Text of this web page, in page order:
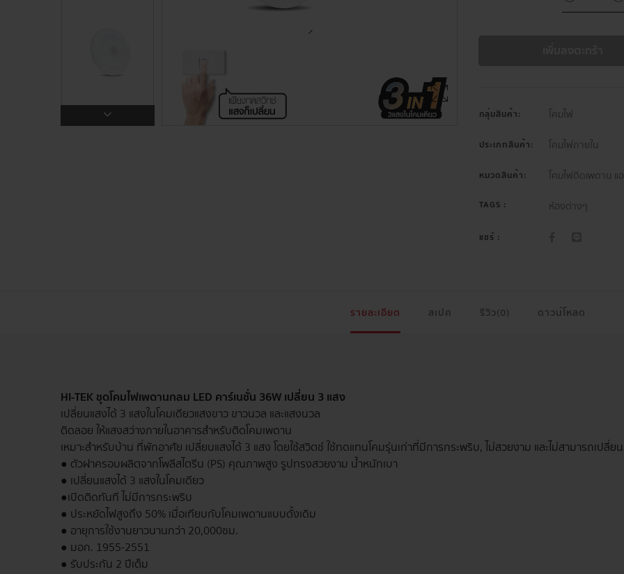
กลุ่มสินค้า: โคมไฟ
ประเภทสินค้า: โคมไฟภายใน
หมวดสินค้า: โคมไฟติดเพดาน แ
TAGS : ห้องต่างๆ
แชร์ :
รายละเอียด สเปค รีวิว(0) ดาวน์โหลด
HI-TEK ชุดโคมไฟเพดานกลม LED คาร์เนชั่น 36W เปลี่ยน 3 แสง
เปลี่ยนแสงได้ 3 แสงในโคมเดียว แสงขาว ขาวนวล และแสงนวล
ติดลอย ให้แสงสว่างภายในอาคารสำหรับติดโคมเพดาน
เหมาะสำหรับบ้าน ที่พักอาศัย เปลี่ยนแสงได้ 3 แสง โดยใช้สวิตช์ ใช้ทดแทนโคมรุ่นเก่าที่มีการกระพริบ, ไม่สวยงาม และไม่สามารถเปลี่ย
● ตัวฝาครอบผลิตจากโพลีสไตรีน (PS) คุณภาพสูง รูปทรงสวยงาม น้ำหนักเบา
● เปลี่ยนแสงได้ 3 แสงในโคมเดียว
●เปิดติดทันที ไม่มีการกระพริบ
● ประหยัดไฟสูงถึง 50% เมื่อเทียบกับโคมเพดานแบบดั้งเดิม
● อายุการใช้งานยาวนานกว่า 20,000ชม.
● มอก. 1955-2551
● รับประกัน 2 ปีเต็ม